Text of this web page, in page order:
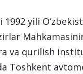
yili
va qurilish
Toshkent